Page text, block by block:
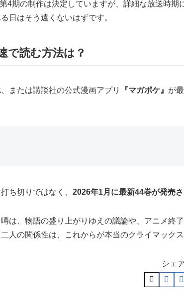
4期の制作は決定していますが、詳細な放送時
日はそう遠くないはずです。
で読む方法は？
または講談社の公式漫画アプリ 『マガポケ』 が
ち切りではなく、 2026年1月に最新44巻が発売
は、物語の盛り上がりゆえの議論や、アニメ終
人の関係性は、これからが本当のクライマック
シェ